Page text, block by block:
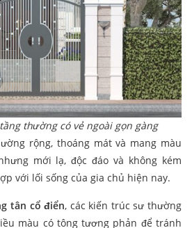
thường có vẻ ngoài gọn gàng
rộng, thoáng mát và mang màu
mới lạ, độc đáo và không kém
với lối sống của gia chủ hiện nay.
tân cổ điển, các kiến trúc sư thường
màu có tông tương phản để tránh